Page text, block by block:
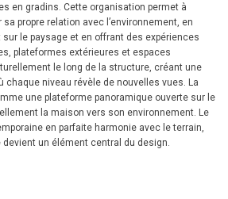
en gradins. Cette organisation permet à
propre relation avec l’environnement, en
sur le paysage et en offrant des expériences
plateformes extérieures et espaces
le long de la structure, créant une
chaque niveau révèle de nouvelles vues. La
une plateforme panoramique ouverte sur le
la maison vers son environnement. Le
en parfaite harmonie avec le terrain,
devient un élément central du design.